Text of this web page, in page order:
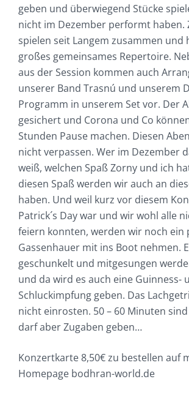
geben und überwiegend Stücke
nicht im Dezember performt haben.
spielen seit Langem zusammen und
großes gemeinsames Repertoire.
aus der Session kommen auch
unserer Band Trasnú und unserem
Programm in unserem Set vor. Der
gesichert und Corona und Co
Stunden Pause machen. Diesen
nicht verpassen. Wer im Dezember
weiß, welchen Spaß Zorny und ich
diesen Spaß werden wir auch an
haben. Und weil kurz vor diesem
Patrick´s Day war und wir wohl alle
feiern konnten, werden wir noch ein
Gassenhauer mit ins Boot nehmen.
geschunkelt und mitgesungen
und da wird es auch eine Guinness-
Schluckimpfung geben. Das
nicht einrosten. 50 – 60 Minuten
darf aber Zugaben geben…
Konzertkarte 8,50€ zu bestellen auf
Homepage bodhran-world.de